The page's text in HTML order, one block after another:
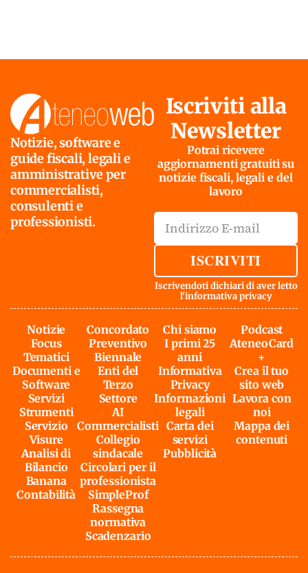
Notizie, software e
guide fiscali, legali e
amministrative per
commercialisti,
consulenti e
professionisti.
Iscriviti alla
Newsletter
Potrai ricevere
aggiornamenti gratuiti su
notizie fiscali, legali e del
lavoro
ISCRIVITI
Iscrivendoti dichiari di aver letto
l'informativa privacy
Notizie
Focus
Tematici
Documenti e
Software
Servizi
Strumenti
Servizio
Visure
Analisi di
Bilancio
Banana
Contabilità
Concordato
Preventivo
Biennale
Enti del
Terzo
Settore
AI
Commercialisti
Collegio
sindacale
Circolari per il
professionista
SimpleProf
Rassegna
normativa
Scadenzario
Chi siamo
I primi 25
anni
Informativa
Privacy
Informazioni
legali
Carta dei
servizi
Pubblicità
Podcast
AteneoCard
+
Crea il tuo
sito web
Lavora con
noi
Mappa dei
contenuti